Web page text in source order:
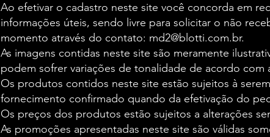
Ao efetivar o cadastro neste site você concorda em
informações úteis, sendo livre para solicitar o não
momento através do contato: md2@blotti.com.br.
As imagens contidas neste site são meramente
podem sofrer variações de tonalidade de acordo com
Os produtos contidos neste site estão sujeitos à
fornecimento confirmado quando da efetivação do
Os preços dos produtos estão sujeitos a alterações
As promoções apresentadas neste site são válidas